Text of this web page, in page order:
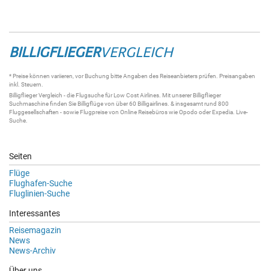
BILLIGFLIEGERVERGLEICH
* Preise können variieren, vor Buchung bitte Angaben des Reiseanbieters prüfen. Preisangaben
inkl. Steuern.
BilligfliegerVergleich - die Flugsuchefür Low Cost Airlines. Mit unsererBilligflieger
Suchmaschinefinden Sie Billigflügevon über 60 Billigairlines . & insgesamt rund 800
Fluggesellschaften - sowie Flugpreise von Online Reisebüros wie Opodo oder Expedia. Live-
Suche
Seiten
Flüge
Flughafen-Suche
Fluglinien-Suche
Interessantes
Reisemagazin
News
News-Archiv